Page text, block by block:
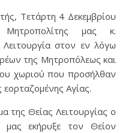
Τετάρτη 4 Δεκεμβρίου
μας κ.
στον εν λόγω
της Μητροπόλεως και
χωριού που προσήλθαν
Αγίας.
της Θείας Λειτουργίας ο
μας εκήρυξε τον Θείον